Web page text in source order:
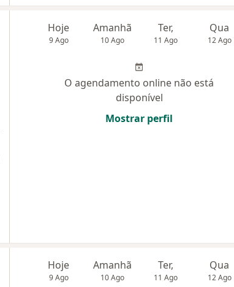
Hoje
9 Ago
Amanhã
10 Ago
Ter,
11 Ago
Qua
12 Ago
O agendamento online não está
disponível
Mostrar perfil
Hoje
9 Ago
Amanhã
10 Ago
Ter,
11 Ago
Qua
12 Ago